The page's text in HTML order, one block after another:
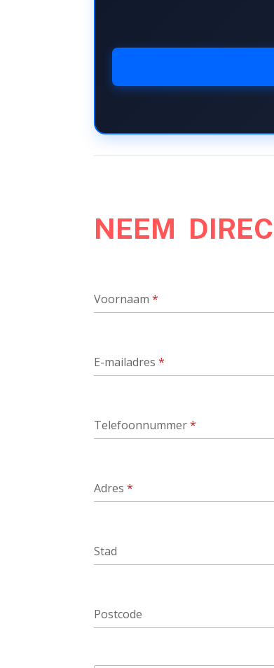
NEEM
Voornaam*
E-mailadres*
Telefoonnummer*
Adres*
Stad
Postcode